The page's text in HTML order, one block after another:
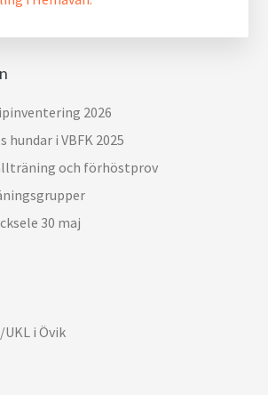
2026
i VBFK 2025
och förhöstprov
30 maj
i Övik